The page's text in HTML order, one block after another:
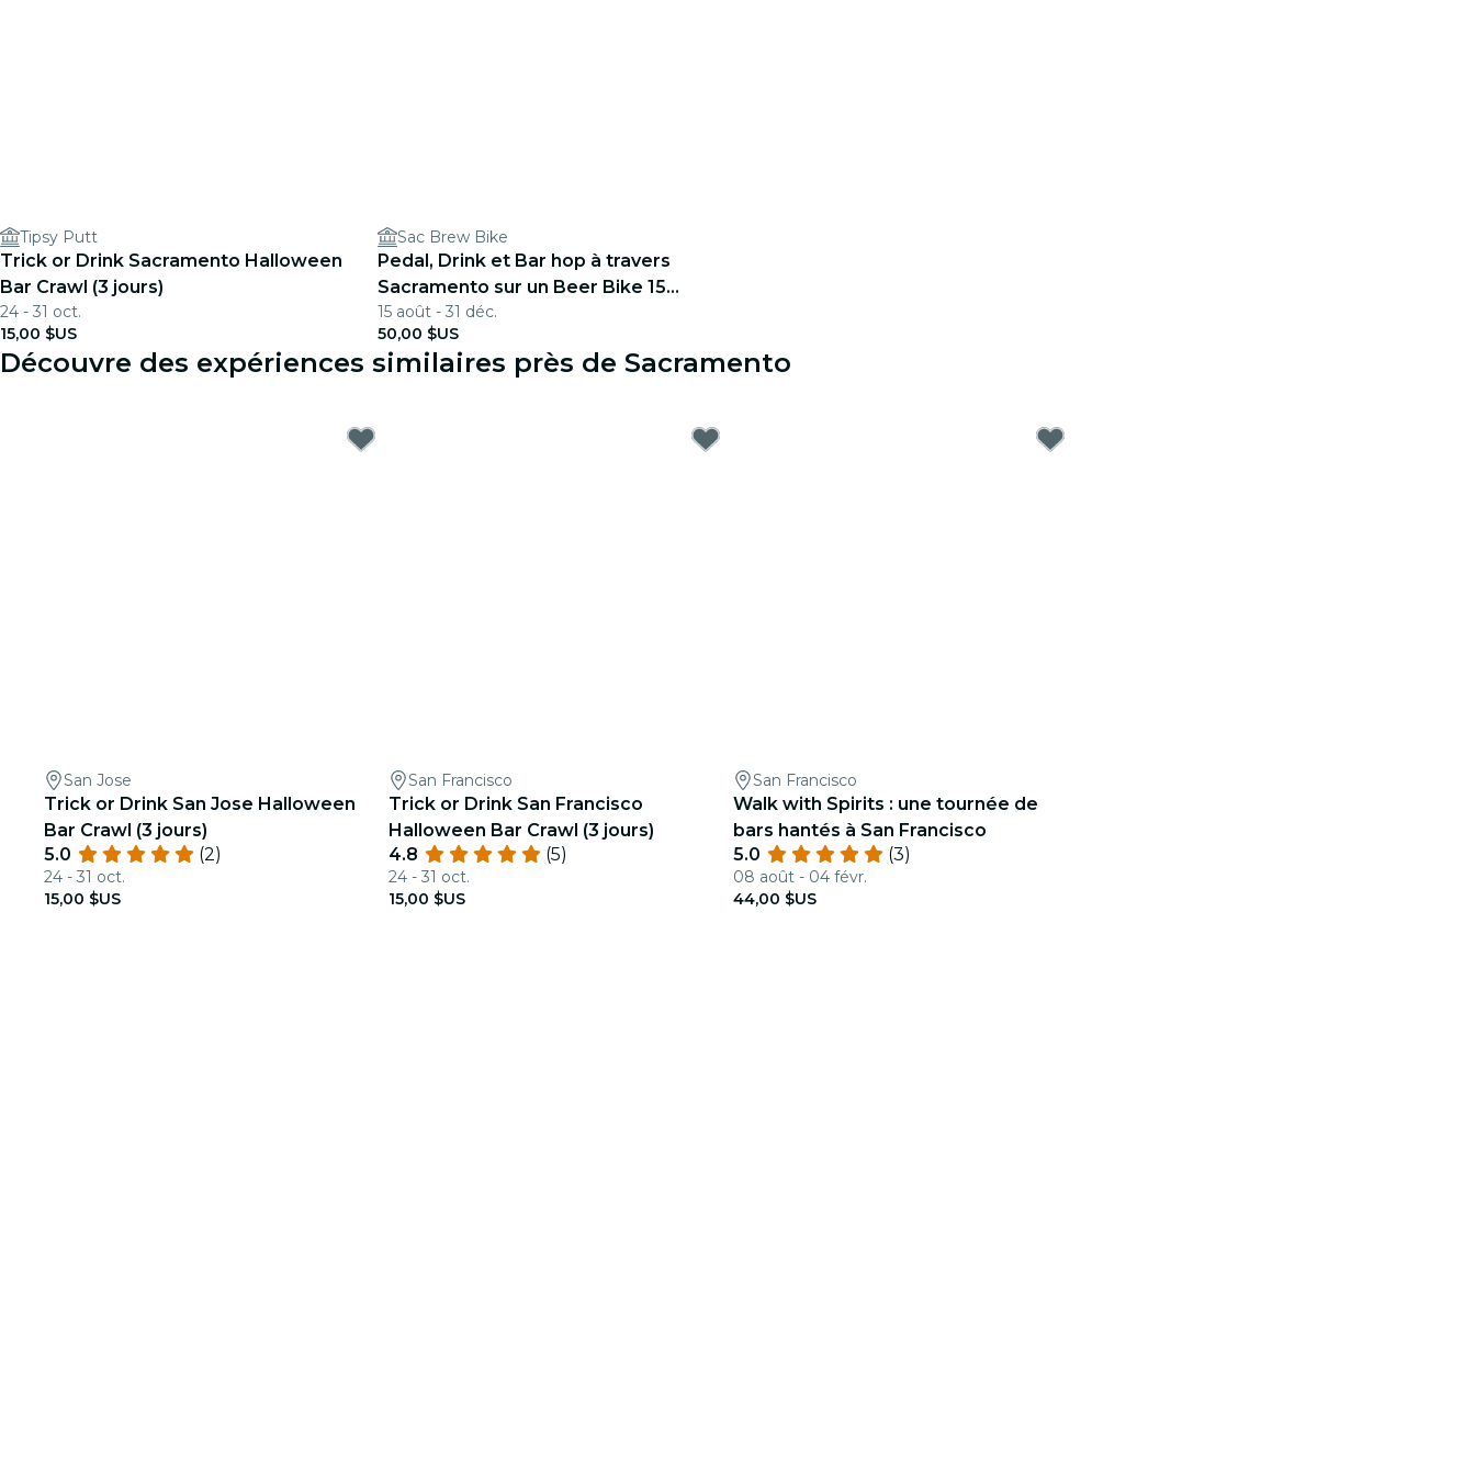
Tipsy Putt
Trick or Drink Sacramento Halloween
Bar Crawl (3 jours)
24 - 31 oct.
15,00 $US
Sac Brew Bike
Pedal, Drink et Bar hop à travers
Sacramento sur un Beer Bike 15
places
15 août - 31 déc.
50,00 $US
Découvre des expériences similaires près de Sacramento
San Jose
Trick or Drink San Jose Halloween
Bar Crawl (3 jours)
5.0
(2)
24 - 31 oct.
15,00 $US
San Francisco
Trick or Drink San Francisco
Halloween Bar Crawl (3 jours)
4.8
(5)
24 - 31 oct.
15,00 $US
San Francisco
Walk with Spirits : une tournée de
bars hantés à San Francisco
5.0
(3)
08 août - 04 févr.
44,00 $US